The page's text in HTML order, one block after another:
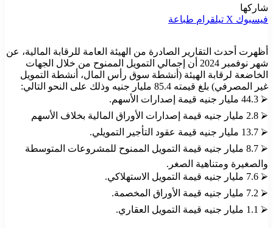
شاركها
فيسبوك ‫X تيلقرام طباعة
أظهرت أحدث التقارير الصادرة من الهيئة العامة للرقابة المالية، عن
شهر نوفمبر 2024 أن إجمالي التمويل الممنوح من خلال الجهات
الخاضعة لرقابة الهيئة (أنشطة سوق رأس المال، أنشطة التمويل
غير المصرفي) بلغ قيمته 85.4 مليار جنيه وذلك على النحو التالي:
⮚ 44.3 مليار جنيه قيمة إصدارات الأسهم.
⮚ 2.8 مليار جنيه قيمة إصدارات الأوراق المالية بخلاف الأسهم
⮚ 13.7 مليار جنيه قيمة عقود التأجير التمويلي.
⮚ 8.7 مليار جنيه قيمة التمويل الممنوح للمشروعات المتوسطة
والصغيرة ومتناهية الصغر.
⮚ 7.6 مليار جنيه قيمة التمويل الاستهلاكي.
⮚ 7.2 مليار جنيه قيمة الأوراق المخصمة.
⮚ 1.1 مليار جنيه قيمة التمويل العقاري.